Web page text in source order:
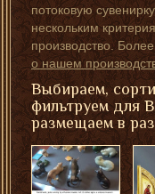
потоковую
нескольким
производство.
о нашем
Выбираем,
фильтруем для
размещаем в